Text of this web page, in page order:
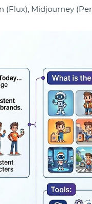
(Flux), Midjourney